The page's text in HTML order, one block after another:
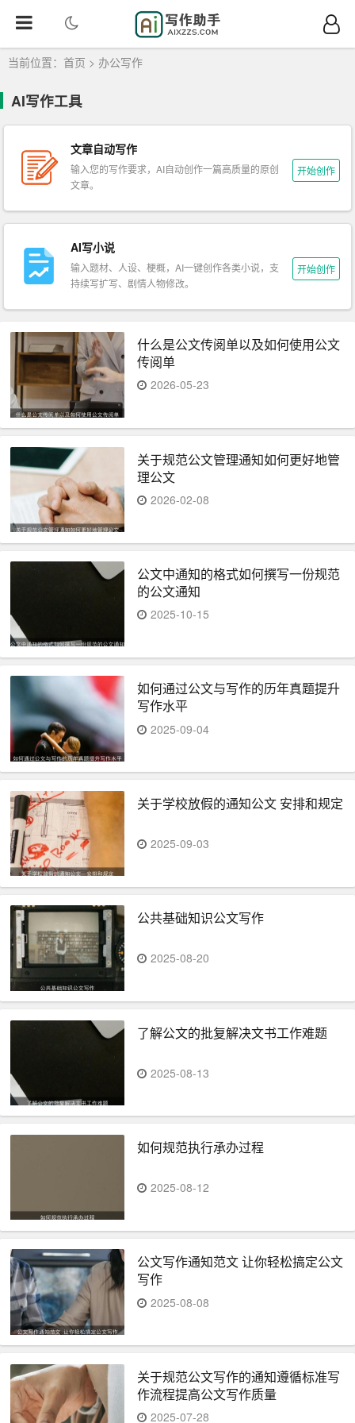
当前位置： 首页 > 办公写作
AI写作工具
文章自动写作
输入您的写作要求，AI自动创作一篇高质量的原创
文章。
开始创作
AI写小说
输入题材、人设、梗概，AI一键创作各类小说，支
持续写扩写、剧情人物修改。
开始创作
什么是公文传阅单以及如何使用公文
传阅单
2026-05-23
关于规范公文管理通知如何更好地管
理公文
2026-02-08
公文中通知的格式如何撰写一份规范
的公文通知
2025-10-15
如何通过公文与写作的历年真题提升
写作水平
2025-09-04
关于学校放假的通知公文 安排和规定
2025-09-03
公共基础知识公文写作
2025-08-20
了解公文的批复解决文书工作难题
2025-08-13
如何规范执行承办过程
2025-08-12
公文写作通知范文 让你轻松搞定公文
写作
2025-08-08
关于规范公文写作的通知遵循标准写
作流程提高公文写作质量
2025-07-28